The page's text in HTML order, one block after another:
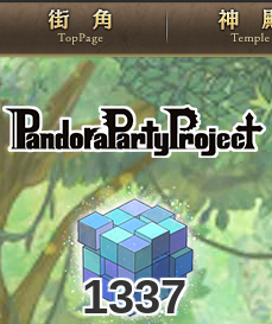
TOP
1337